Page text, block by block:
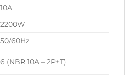
10A
2200W
50/60Hz
6 (NBR 10A – 2P+T)